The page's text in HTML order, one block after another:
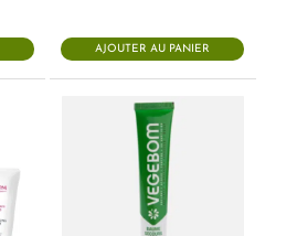
AJOUTER AU PANIER